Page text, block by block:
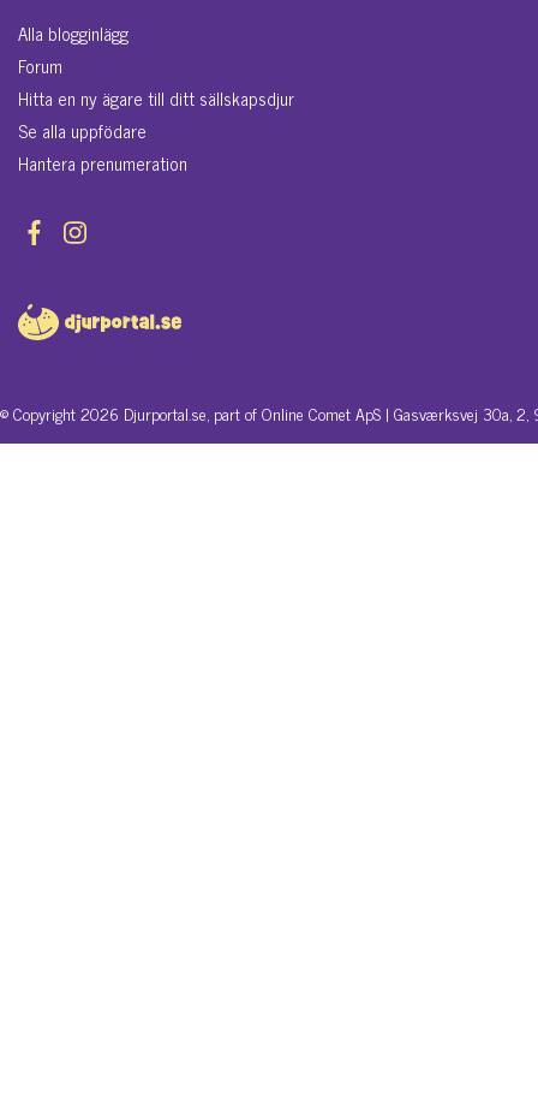
Alla blogginlägg
Forum
Hitta en ny ägare till ditt sällskapsdjur
Se alla uppfödare
Hantera prenumeration
© Copyright 2026 Djurportal.se, part of Online Comet ApS | Gasværksvej 30a,